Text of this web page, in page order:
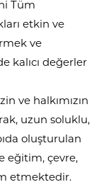
Tüm
etkin ve
ve
kalıcı değerler
ve halkımızın
uzun soluklu,
oluşturulan
eğitim, çevre,
etmektedir.